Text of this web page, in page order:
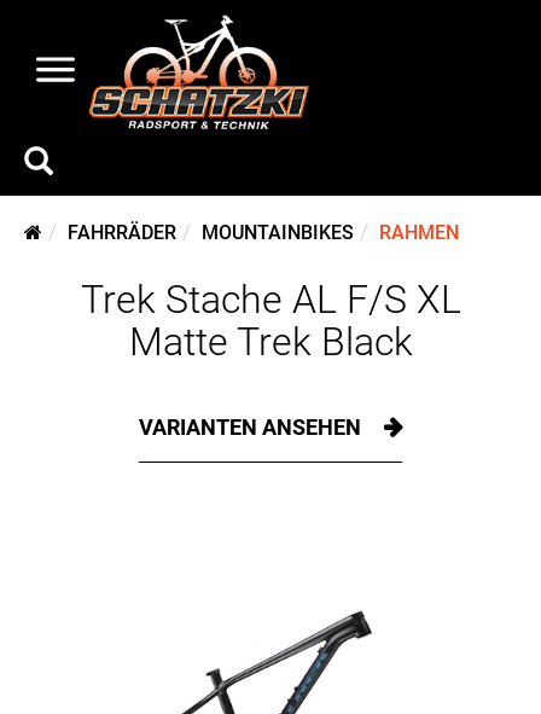
FAHRRÄDER MOUNTAINBIKES RAHMEN
Trek Stache AL F/S XL
Matte Trek Black
VARIANTEN ANSEHEN